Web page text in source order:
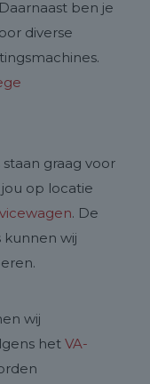
ben je
diverse
graag voor
op locatie
. De
wij
wij
het VA-